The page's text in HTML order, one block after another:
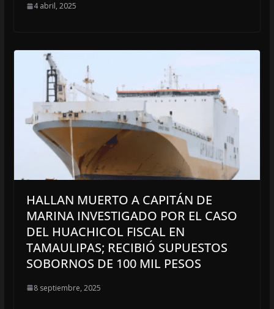
4 abril, 2025
HALLAN MUERTO A CAPITÁN DE
MARINA INVESTIGADO POR EL CASO
DEL HUACHICOL FISCAL EN
TAMAULIPAS; RECIBIÓ SUPUESTOS
SOBORNOS DE 100 MIL PESOS
8 septiembre, 2025